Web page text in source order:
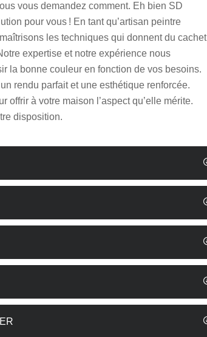
vous demandez comment. Eh bien SD
pour vous ! En tant qu’artisan peintre
les techniques qui donnent du cachet
expertise et notre expérience nous
la bonne couleur en fonction de vos besoins.
rendu parfait et une esthétique renforcée.
offrir à votre maison l’aspect qu’elle mérite.
disposition.